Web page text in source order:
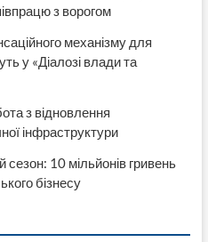
з ворогом
механізму для
у «Діалозі влади та
з відновлення
інфраструктури
сезон: 10 мільйонів гривень
бізнесу